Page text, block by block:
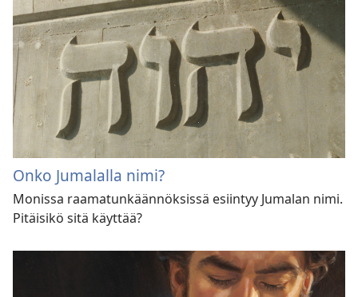
Onko Jumalalla nimi?
Monissa raamatunkäännöksissä esiintyy Jumalan nimi.
Pitäisikö sitä käyttää?